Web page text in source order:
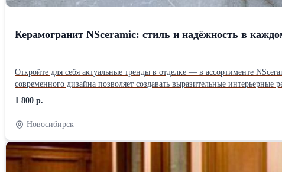
Керамогранит NSceramic: стиль и надёжность в
Откройте для себя актуальные тренды в отделке — в ассортименте
современного дизайна позволяет создавать выразительные интерьерные решения. Наши преимущества: керамогранит, точно передающий фактуру природных материалов; стабильно высокое
дилерские цены — они помогут вам уверенно конкурировать на рынке.
1 800 р.
Новосибирск